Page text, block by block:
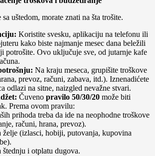
uštedom, morate znati na šta trošite.
Koristite svesku, aplikaciju na telefonu ili
kako biste najmanje mesec dana beležili
potrošite. Ovo uključuje sve, od jutarnje kafe
Na kraju meseca, grupišite troškove
prevoz, računi, zabava, itd.). Iznenadićete
odlazi na sitne, naizgled nevažne stvari.
Čuveno pravilo 50/30/20 može biti
Prema ovom pravilu:
prihoda treba da ide na neophodne troškove
računi, hrana, prevoz).
želje (izlasci, hobiji, putovanja, kupovina
štednju i otplatu dugova.